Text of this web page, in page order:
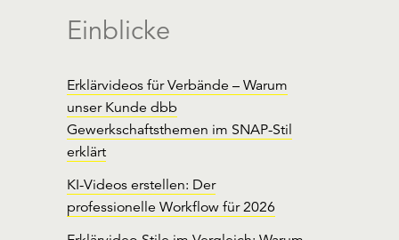
Einblicke
Erklärvideos für Verbände – Warum
unser Kunde dbb
Gewerkschaftsthemen im SNAP-Stil
erklärt
KI-Videos erstellen: Der
professionelle Workflow für 2026